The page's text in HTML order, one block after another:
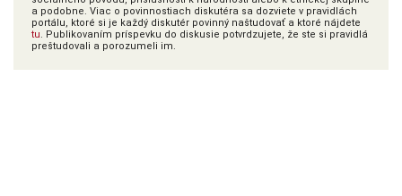
a podobne. Viac o povinnostiach diskutéra sa dozviete v pravidlách
portálu, ktoré si je každý diskutér povinný naštudovať a ktoré nájdete
tu. Publikovaním príspevku do diskusie potvrdzujete, že ste si pravidlá
preštudovali a porozumeli im.